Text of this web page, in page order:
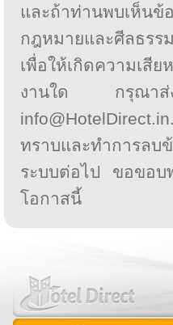
และถ้าท่านพบเห็นข้
กฎหมายและศีลธรร
เพื่อให้เกิดความเสี
งานใด กรุณ
ทราบและทำการ
ระบบต่อไป ขอขอ
โอกาสนี้